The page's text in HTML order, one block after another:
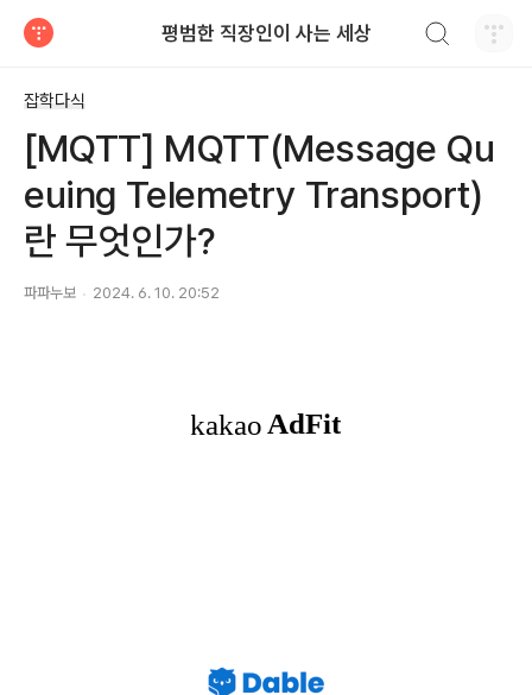
평범한 직장인이 사는 세상
잡학다식
[MQTT] MQTT(Message Qu
euing Telemetry Transport)
란 무엇인가?
파파누보 2024. 6. 10. 20:52